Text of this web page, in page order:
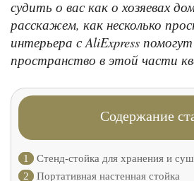
судить о вас как о хозяевах
расскажем, как несколько
интерьера с AliExpress
пространство в этой части
Содержание
1
Стенд-стойка для хранения и
2
Портативная настенная стойка